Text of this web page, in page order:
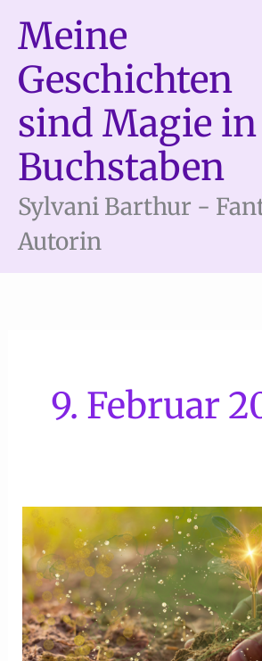
Inhalt
springen
Meine
Geschichten
sind Magie in
Buchstaben
Sylvani Barthur -
Autorin
9. Februar